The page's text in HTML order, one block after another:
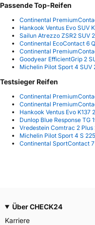
Passende Top-Reifen
Continental
Hankook Ventus Evo SUV
Sailun Atrezzo ZSR2 SUV
Continental EcoContact 6
Continental
Goodyear EfficientGrip 2
Michelin Pilot Sport 4 SUV
Testsieger Reifen
Continental
Continental
Hankook Ventus Evo K137
Dunlop Blue Response TG
Vredestein Comtrac 2 Plus
Michelin Pilot Sport 4 S
Continental SportContact
Über CHECK24
Karriere